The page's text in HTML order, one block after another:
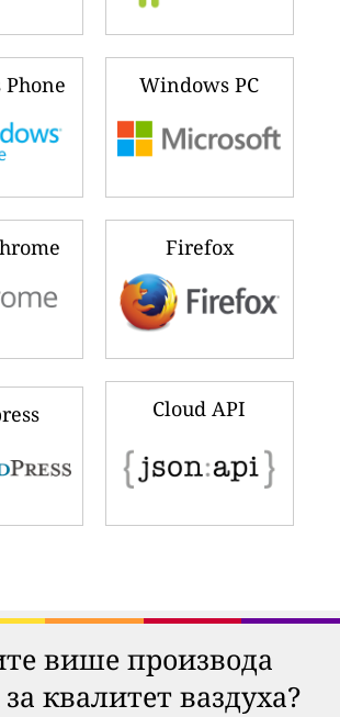
Windows PC
Firefox
Cloud API
више производа
квалитет ваздуха?